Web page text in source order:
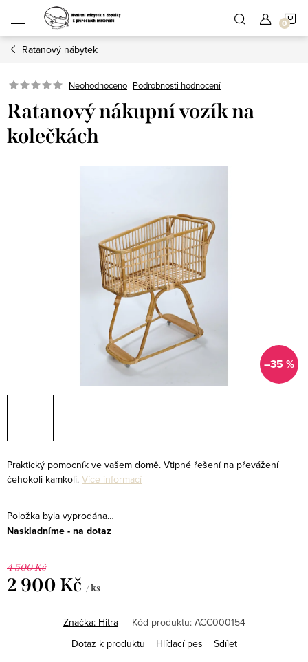
obsah
Ratanový nábytek
Neohodnoceno Podrobnosti hodnocení
Ratanový nákupní vozík na
kolečkách
–35 %
Praktický pomocník ve vašem domě. Vtipné řešení na převážení
čehokoli kamkoli. Více informací
Položka byla vyprodána…
Naskladníme - na dotaz
4 500 Kč
2 900 Kč / ks
Značka: Hitra Kód produktu: ACC000154
Dotaz k produktu
Hlídací pes Sdílet